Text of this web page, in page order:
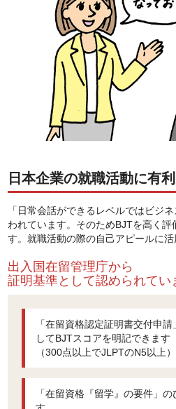
日本企業の就職活動に有利
「日常会話ができるレベルではビジ
われています。そのためBJTを高く評
す。就職活動の際の自己アピールに活
出入国在留管理庁から
証明基準として認められてい
「在留資格認定証明書交付申
してBJTスコアを明記できます
（300点以上でJLPTのN5以上）
「在留資格『留学』の要件」